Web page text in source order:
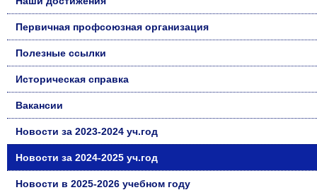
Первичная профсоюзная организация
Полезные ссылки
Историческая справка
Вакансии
Новости за 2023-2024 уч.год
Новости за 2024-2025 уч.год
Новости в 2025-2026 учебном году